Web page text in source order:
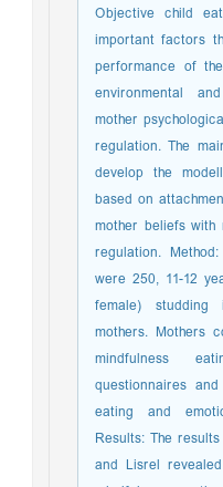
Objective child
important factors
performance of
environmental
mother
regulation. The
develop the
based on
mother beliefs
regulation.
were 250, 11-12
female)
mothers. Mothers
mindfulness
questionnaires
eating and
Results: The
and Lisrel